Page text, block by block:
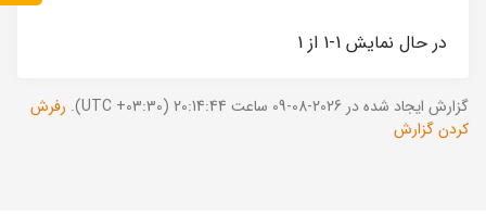
در حال نمایش 1-1 از 1
گزارش ایجاد شده در 2026-08-09 ساعت 20:14:44 (UTC +03:30).
رفرش
کردن گزارش